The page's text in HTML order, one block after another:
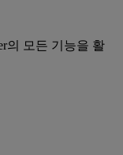
의 모든 기능을 활